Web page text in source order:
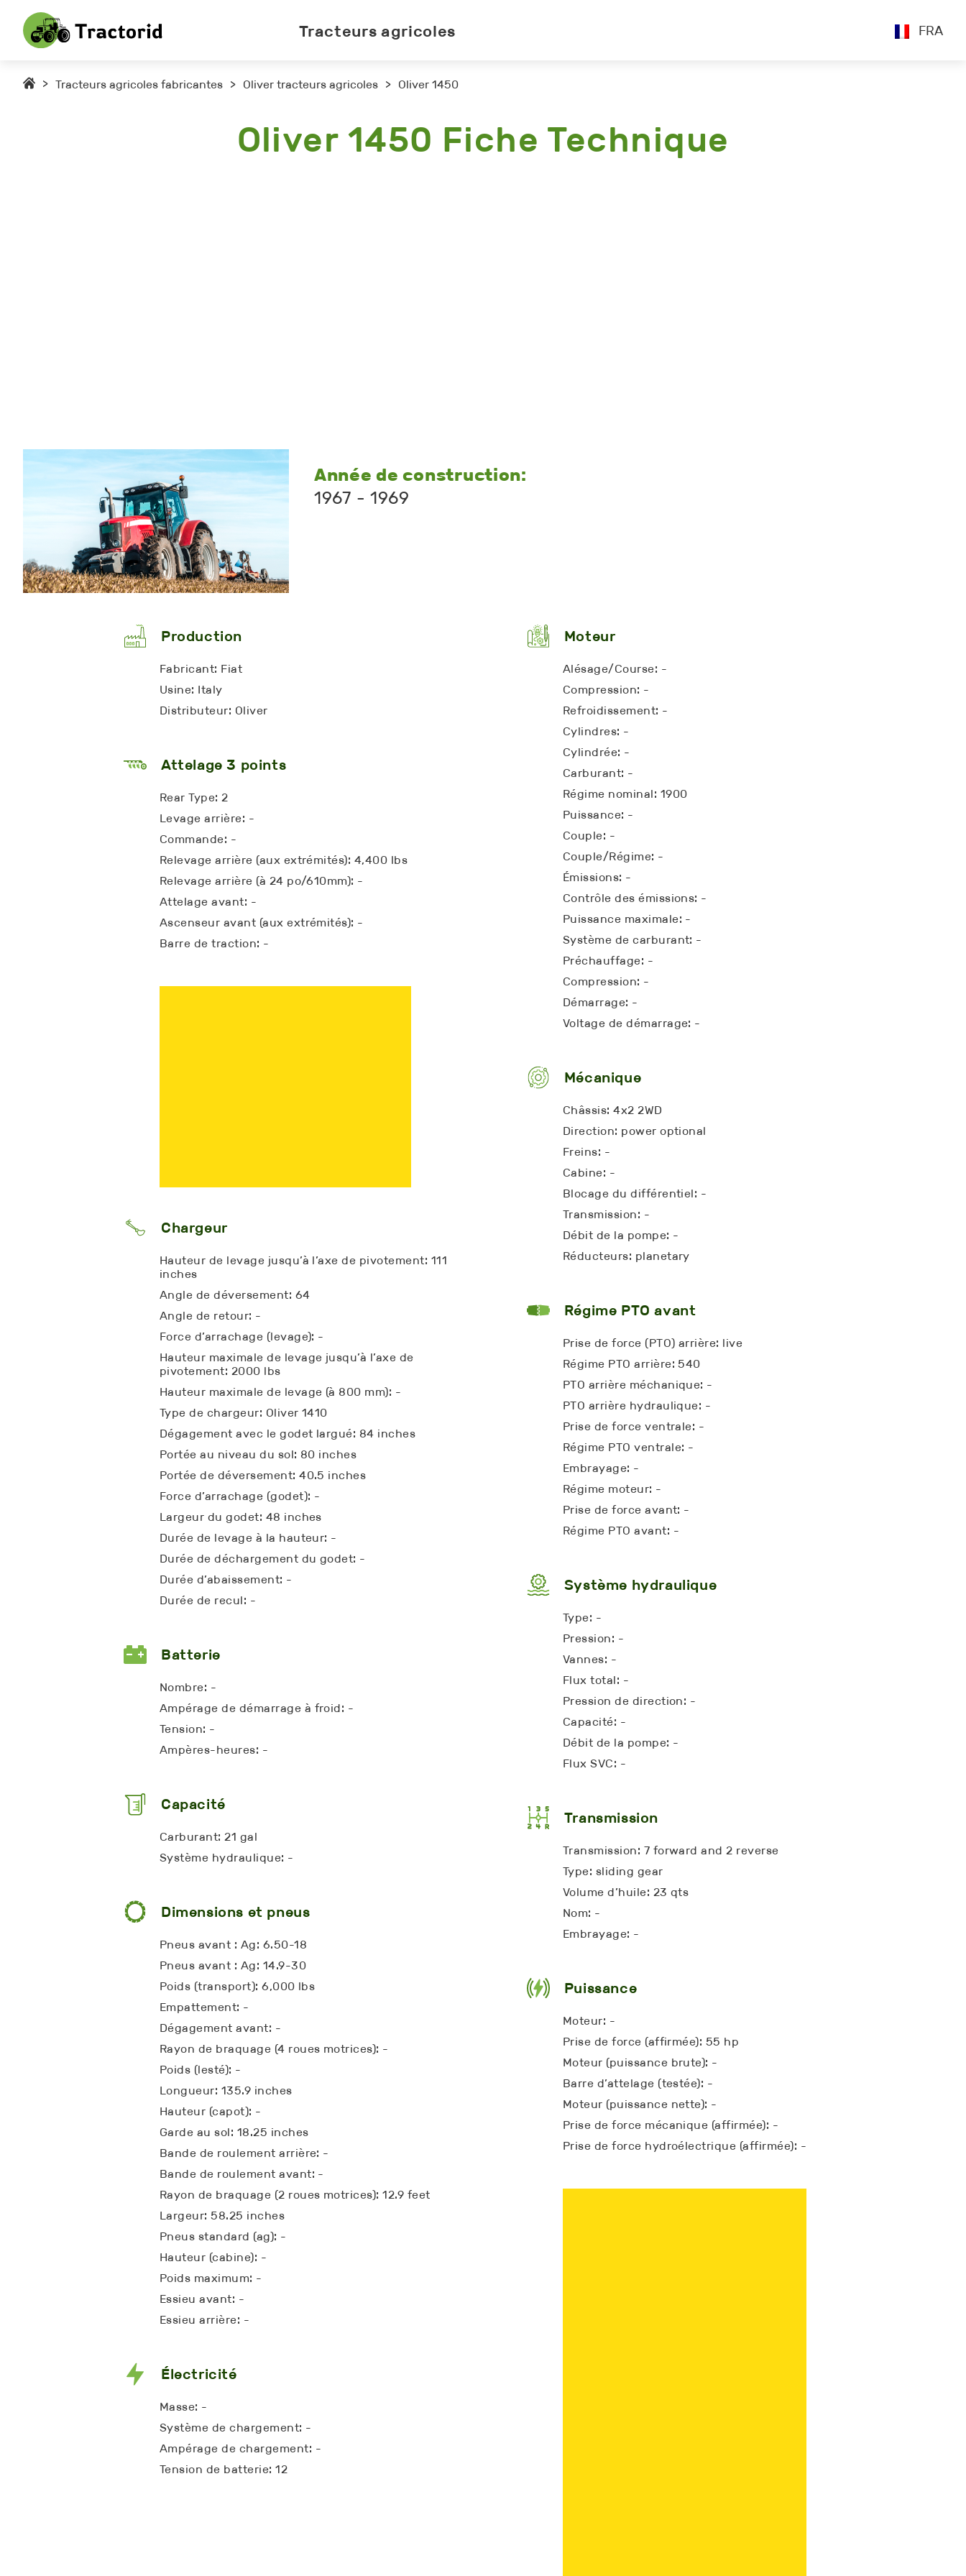
Tracteurs agricoles FRA
> Tracteurs agricoles fabricantes > Oliver tracteurs agricoles > Oliver 1450
Oliver 1450 Fiche Technique
Année de construction:
1967 - 1969
Production
Fabricant: Fiat
Usine: Italy
Distributeur: Oliver
Attelage 3 points
Rear Type: 2
Levage arrière: -
Commande: -
Relevage arrière (aux extrémités): 4,400 lbs
Relevage arrière (à 24 po/610mm): -
Attelage avant: -
Ascenseur avant (aux extrémités): -
Barre de traction: -
Chargeur
Hauteur de levage jusqu’à l’axe de pivotement: 111
inches
Angle de déversement: 64
Angle de retour: -
Force d’arrachage (levage): -
Hauteur maximale de levage jusqu’à l’axe de
pivotement: 2000 lbs
Hauteur maximale de levage (à 800 mm): -
Type de chargeur: Oliver 1410
Dégagement avec le godet largué: 84 inches
Portée au niveau du sol: 80 inches
Portée de déversement: 40.5 inches
Force d’arrachage (godet): -
Largeur du godet: 48 inches
Durée de levage à la hauteur: -
Durée de déchargement du godet: -
Durée d’abaissement: -
Durée de recul: -
Batterie
Nombre: -
Ampérage de démarrage à froid: -
Tension: -
Ampères-heures: -
Capacité
Carburant: 21 gal
Système hydraulique: -
Dimensions et pneus
Pneus avant : Ag: 6.50-18
Pneus avant : Ag: 14.9-30
Poids (transport): 6,000 lbs
Empattement: -
Dégagement avant: -
Rayon de braquage (4 roues motrices): -
Poids (lesté): -
Longueur: 135.9 inches
Hauteur (capot): -
Garde au sol: 18.25 inches
Bande de roulement arrière: -
Bande de roulement avant: -
Rayon de braquage (2 roues motrices): 12.9 feet
Largeur: 58.25 inches
Pneus standard (ag): -
Hauteur (cabine): -
Poids maximum: -
Essieu avant: -
Essieu arrière: -
Électricité
Masse: -
Système de chargement: -
Ampérage de chargement: -
Tension de batterie: 12
Moteur
Alésage/Course: -
Compression: -
Refroidissement: -
Cylindres: -
Cylindrée: -
Carburant: -
Régime nominal: 1900
Puissance: -
Couple: -
Couple/Régime: -
Émissions: -
Contrôle des émissions: -
Puissance maximale: -
Système de carburant: -
Préchauffage: -
Compression: -
Démarrage: -
Voltage de démarrage: -
Mécanique
Châssis: 4x2 2WD
Direction: power optional
Freins: -
Cabine: -
Blocage du différentiel: -
Transmission: -
Débit de la pompe: -
Réducteurs: planetary
Régime PTO avant
Prise de force (PTO) arrière: live
Régime PTO arrière: 540
PTO arrière méchanique: -
PTO arrière hydraulique: -
Prise de force ventrale: -
Régime PTO ventrale: -
Embrayage: -
Régime moteur: -
Prise de force avant: -
Régime PTO avant: -
Système hydraulique
Type: -
Pression: -
Vannes: -
Flux total: -
Pression de direction: -
Capacité: -
Débit de la pompe: -
Flux SVC: -
Transmission
Transmission: 7 forward and 2 reverse
Type: sliding gear
Volume d’huile: 23 qts
Nom: -
Embrayage: -
Puissance
Moteur: -
Prise de force (affirmée): 55 hp
Moteur (puissance brute): -
Barre d’attelage (testée): -
Moteur (puissance nette): -
Prise de force mécanique (affirmée): -
Prise de force hydroélectrique (affirmée): -